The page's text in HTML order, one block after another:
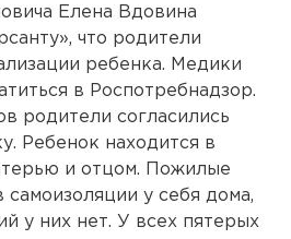
Елена Вдовина
что родители
ребенка. Медики
в Роспотребнадзор.
родители согласились
Ребенок находится в
и отцом. Пожилые
самоизоляции у себя дома,
у них нет. У всех пятерых